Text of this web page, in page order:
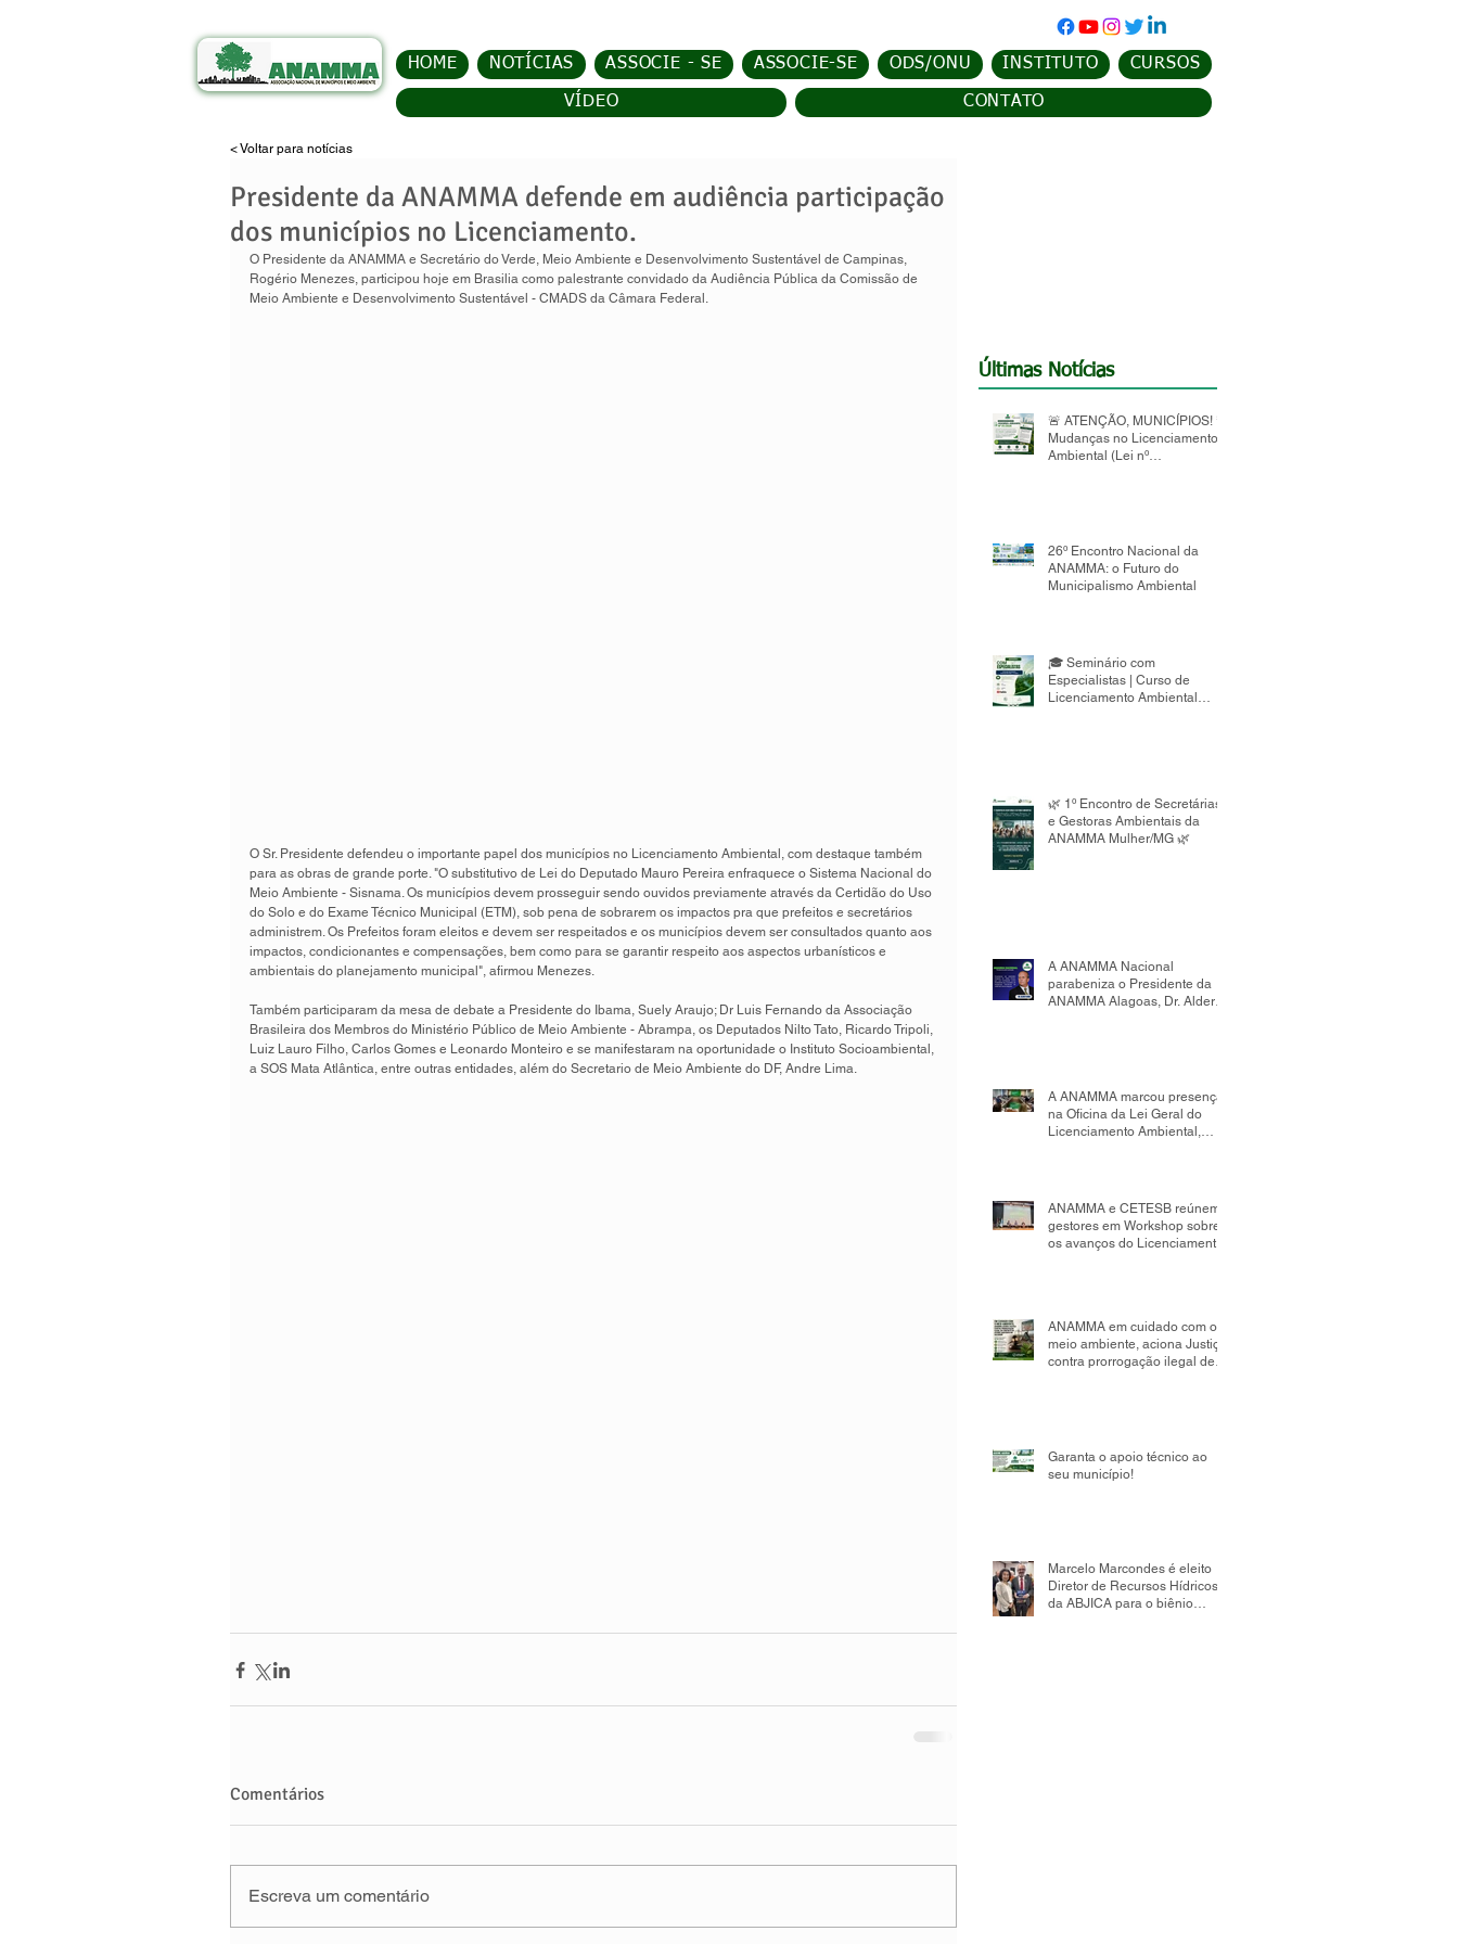
HOME NOTÍCIAS ASSOCIE - SE ASSOCIE-SE ODS/ONU INSTITUTO CURSOS
VÍDEO CONTATO
Presidente da ANAMMA defende em audiência participação
dos municípios no Licenciamento.
O Presidente da ANAMMA e Secretário do Verde, Meio Ambiente e Desenvolvimento Sustentável de Campinas,
Rogério Menezes, participou hoje em Brasilia como palestrante convidado da Audiência Pública da Comissão de
Meio Ambiente e Desenvolvimento Sustentável - CMADS da Câmara Federal.
O Sr. Presidente defendeu o importante papel dos municípios no Licenciamento Ambiental, com destaque também
para as obras de grande porte. "O substitutivo de Lei do Deputado Mauro Pereira enfraquece o Sistema Nacional do
Meio Ambiente - Sisnama. Os municípios devem prosseguir sendo ouvidos previamente através da Certidão do Uso
do Solo e do Exame Técnico Municipal (ETM), sob pena de sobrarem os impactos pra que prefeitos e secretários
administrem. Os Prefeitos foram eleitos e devem ser respeitados e os municípios devem ser consultados quanto aos
impactos, condicionantes e compensações, bem como para se garantir respeito aos aspectos urbanísticos e
ambientais do planejamento municipal", afirmou Menezes.
Também participaram da mesa de debate a Presidente do Ibama, Suely Araujo; Dr Luis Fernando da Associação
Brasileira dos Membros do Ministério Público de Meio Ambiente - Abrampa, os Deputados Nilto Tato, Ricardo Tripoli,
Luiz Lauro Filho, Carlos Gomes e Leonardo Monteiro e se manifestaram na oportunidade o Instituto Socioambiental,
a SOS Mata Atlântica, entre outras entidades, além do Secretario de Meio Ambiente do DF, Andre Lima.
Comentários
Escreva um comentário
< Voltar para notícias
Últimas Notícias
🚨 ATENÇÃO, MUNICÍPIOS! 🚨
Mudanças no Licenciamento
Ambiental (Lei nº
26º Encontro Nacional da
ANAMMA: o Futuro do
Municipalismo Ambiental
🎓 Seminário com
Especialistas | Curso de
Licenciamento Ambiental
🌿 1º Encontro de Secretárias
e Gestoras Ambientais da
ANAMMA Mulher/MG 🌿
A ANAMMA Nacional
parabeniza o Presidente da
ANAMMA Alagoas, Dr. Alder
A ANAMMA marcou presença
na Oficina da Lei Geral do
Licenciamento Ambiental,
com o fortalecimento da
gestão ambiental
ANAMMA e CETESB reúnem
gestores em Workshop sobre
os avanços do Licenciamento
ANAMMA em cuidado com o
meio ambiente, aciona Justiça
contra prorrogação ilegal de
Garanta o apoio técnico ao
seu município!
Marcelo Marcondes é eleito
Diretor de Recursos Hídricos
da ABJICA para o biênio